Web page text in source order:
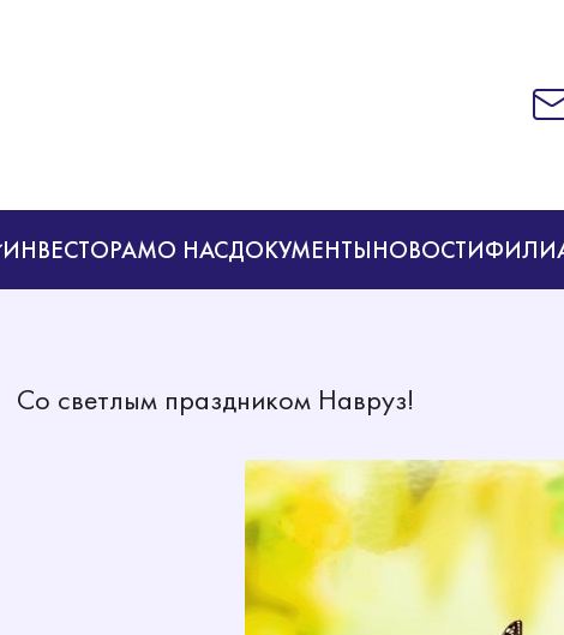
ИНВЕСТОРАМО НАСДОКУМЕНТЫНОВОСТИ
Со светлым праздником Навруз!